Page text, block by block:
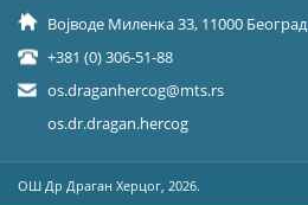
Војводе Миленка 33, 11000 Београд
+381 (0) 306-51-88
os.draganhercog@mts.rs
os.dr.dragan.hercog
OШ Др Драган Херцог, 2026.